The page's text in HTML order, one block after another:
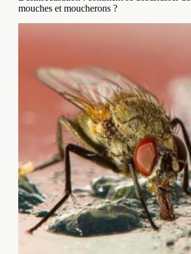
mouches et moucherons ?